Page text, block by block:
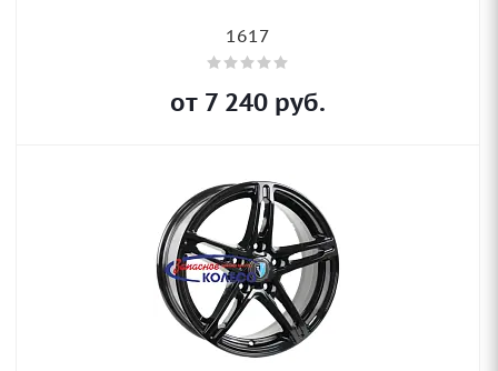
1617
от 7 240 руб.